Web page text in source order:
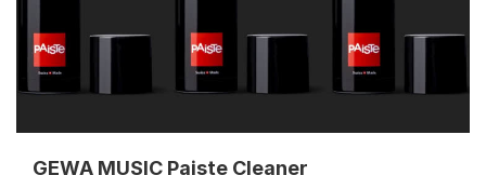
GEWA MUSIC Paiste Cleaner